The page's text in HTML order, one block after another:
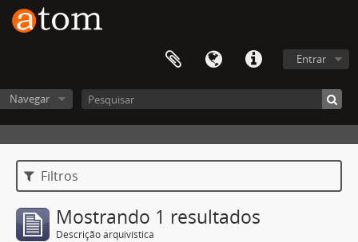
Entrar
Navegar
Filtros
Mostrando 1 resultados
Descrição arquivística